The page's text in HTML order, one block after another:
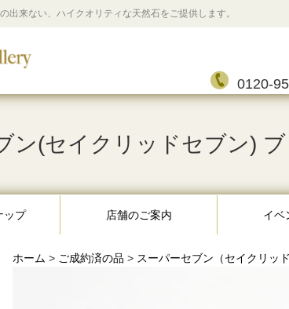
出来ない、ハイクオリティな天然石をご提供します。
0120-
ン(セイクリッドセブン)
ップ 店舗のご案内 イベ
ホーム > ご成約済の品 > スーパーセブン（セイクリッド